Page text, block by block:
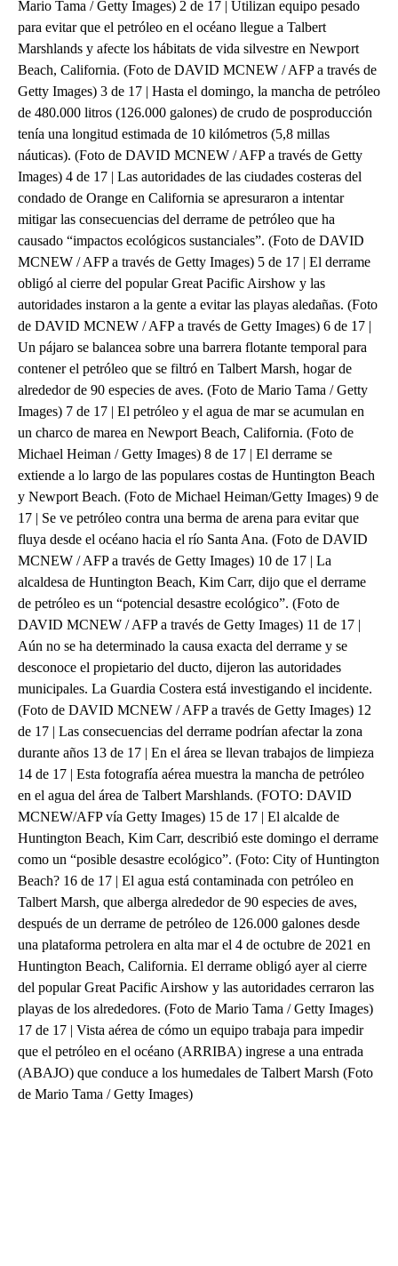
Mario Tama / Getty Images) 2 de 17 | Utilizan equipo pesado
para evitar que el petróleo en el océano llegue a Talbert
Marshlands y afecte los hábitats de vida silvestre en Newport
Beach, California. (Foto de DAVID MCNEW / AFP a través de
Getty Images) 3 de 17 | Hasta el domingo, la mancha de petróleo
de 480.000 litros (126.000 galones) de crudo de posproducción
tenía una longitud estimada de 10 kilómetros (5,8 millas
náuticas). (Foto de DAVID MCNEW / AFP a través de Getty
Images) 4 de 17 | Las autoridades de las ciudades costeras del
condado de Orange en California se apresuraron a intentar
mitigar las consecuencias del derrame de petróleo que ha
causado “impactos ecológicos sustanciales”. (Foto de DAVID
MCNEW / AFP a través de Getty Images) 5 de 17 | El derrame
obligó al cierre del popular Great Pacific Airshow y las
autoridades instaron a la gente a evitar las playas aledañas. (Foto
de DAVID MCNEW / AFP a través de Getty Images) 6 de 17 |
Un pájaro se balancea sobre una barrera flotante temporal para
contener el petróleo que se filtró en Talbert Marsh, hogar de
alrededor de 90 especies de aves. (Foto de Mario Tama / Getty
Images) 7 de 17 | El petróleo y el agua de mar se acumulan en
un charco de marea en Newport Beach, California. (Foto de
Michael Heiman / Getty Images) 8 de 17 | El derrame se
extiende a lo largo de las populares costas de Huntington Beach
y Newport Beach. (Foto de Michael Heiman/Getty Images) 9 de
17 | Se ve petróleo contra una berma de arena para evitar que
fluya desde el océano hacia el río Santa Ana. (Foto de DAVID
MCNEW / AFP a través de Getty Images) 10 de 17 | La
alcaldesa de Huntington Beach, Kim Carr, dijo que el derrame
de petróleo es un “potencial desastre ecológico”. (Foto de
DAVID MCNEW / AFP a través de Getty Images) 11 de 17 |
Aún no se ha determinado la causa exacta del derrame y se
desconoce el propietario del ducto, dijeron las autoridades
municipales. La Guardia Costera está investigando el incidente.
(Foto de DAVID MCNEW / AFP a través de Getty Images) 12
de 17 | Las consecuencias del derrame podrían afectar la zona
durante años 13 de 17 | En el área se llevan trabajos de limpieza
14 de 17 | Esta fotografía aérea muestra la mancha de petróleo
en el agua del área de Talbert Marshlands. (FOTO: DAVID
MCNEW/AFP vía Getty Images) 15 de 17 | El alcalde de
Huntington Beach, Kim Carr, describió este domingo el derrame
como un “posible desastre ecológico”. (Foto: City of Huntington
Beach? 16 de 17 | El agua está contaminada con petróleo en
Talbert Marsh, que alberga alrededor de 90 especies de aves,
después de un derrame de petróleo de 126.000 galones desde
una plataforma petrolera en alta mar el 4 de octubre de 2021 en
Huntington Beach, California. El derrame obligó ayer al cierre
del popular Great Pacific Airshow y las autoridades cerraron las
playas de los alrededores. (Foto de Mario Tama / Getty Images)
17 de 17 | Vista aérea de cómo un equipo trabaja para impedir
que el petróleo en el océano (ARRIBA) ingrese a una entrada
(ABAJO) que conduce a los humedales de Talbert Marsh (Foto
de Mario Tama / Getty Images)